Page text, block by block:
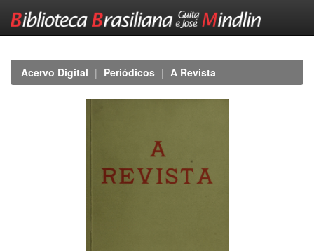
navigationAcervo Digital Periódicos A Revista